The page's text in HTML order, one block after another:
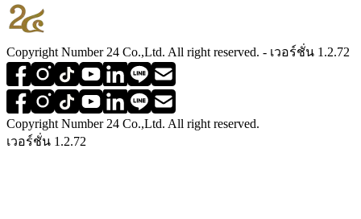
Copyright Number 24 Co.,Ltd. All right reserved. - เวอร์ชั่น 1.2.72
Copyright Number 24 Co.,Ltd. All right reserved.
เวอร์ชั่น 1.2.72